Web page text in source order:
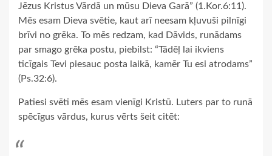
Jēzus Kristus Vārdā un mūsu Dieva Garā” (1.Kor.6:11).
Mēs esam Dieva svētie, kaut arī neesam kļuvuši pilnīgi
brīvi no grēka. To mēs redzam, kad Dāvids, runādams
par smago grēka postu, piebilst: “Tādēļ lai ikviens
ticīgais Tevi piesauc posta laikā, kamēr Tu esi atrodams”
(Ps.32:6).
Patiesi svēti mēs esam vienīgi Kristū. Luters par to runā
spēcīgus vārdus, kurus vērts šeit citēt: